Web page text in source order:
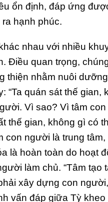
ổn định, đáp ứng
hạnh phúc.
nhau với nhiều
Điều quan trọng,
thiện nhằm nuôi
“Ta quán sát thế gian,
Vì sao? Vì tâm
thế gian, không gì có
người là trung tâm,
là hoàn toàn do hoạt
làm chủ. “Tâm tạo
xây dựng con
vấn đáp giữa Tỳ kheo